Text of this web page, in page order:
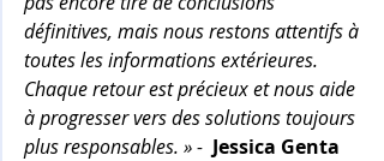
définitives, mais nous restons attentifs à
toutes les informations extérieures.
Chaque retour est précieux et nous aide
à progresser vers des solutions toujours
plus responsables. » - Jessica Genta